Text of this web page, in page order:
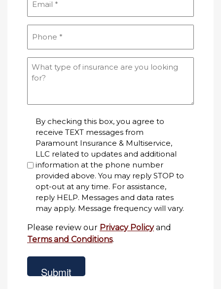
(Obligatorio)
(Obligatorio)
What
type
you
looking
for?
By checking this box, you agree to
receive TEXT messages from
Paramount Insurance & Multiservice,
LLC related to updates and additional
information at the phone number
provided above. You may reply STOP to
opt-out at any time. For assistance,
reply HELP. Messages and data rates
may apply. Message frequency will vary.
Please review our Privacy Policyand
Terms and Conditions.